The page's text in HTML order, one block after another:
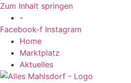
Zum Inhalt springen
-
Facebook-f Instagram
Home
Marktplatz
Aktuelles